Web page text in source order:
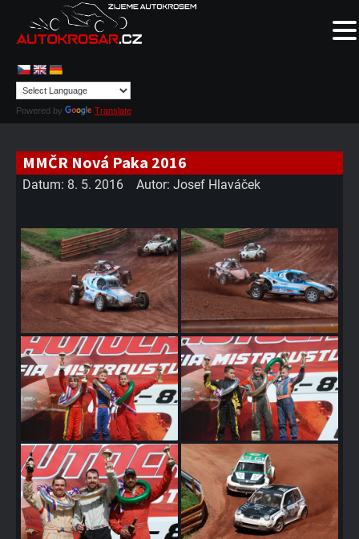
Powered by Translate
MMČR Nová Paka 2016
Datum: 8. 5. 2016 Autor: Josef Hlaváček